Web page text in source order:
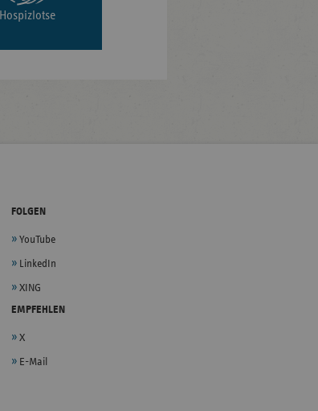
Hospizlotse
FOLGEN
YouTube
LinkedIn
XING
EMPFEHLEN
X
E-Mail